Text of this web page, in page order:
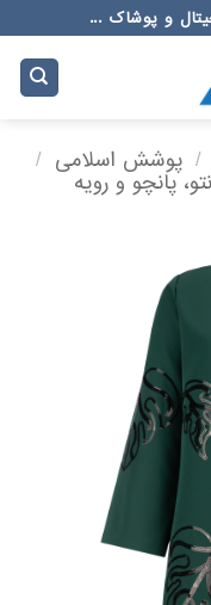
و پوشاک ...
/ پوشش اسلامی /
پانچو و رویه